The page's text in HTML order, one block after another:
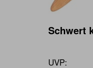
Schwert
UVP: